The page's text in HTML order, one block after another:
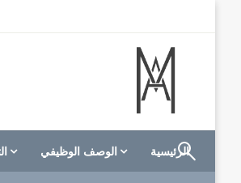
M A hotels | إم ايه هوتيلز
الموقع الأول للعاملين في الفنادق
الرئيسية الوصف الوظيفي